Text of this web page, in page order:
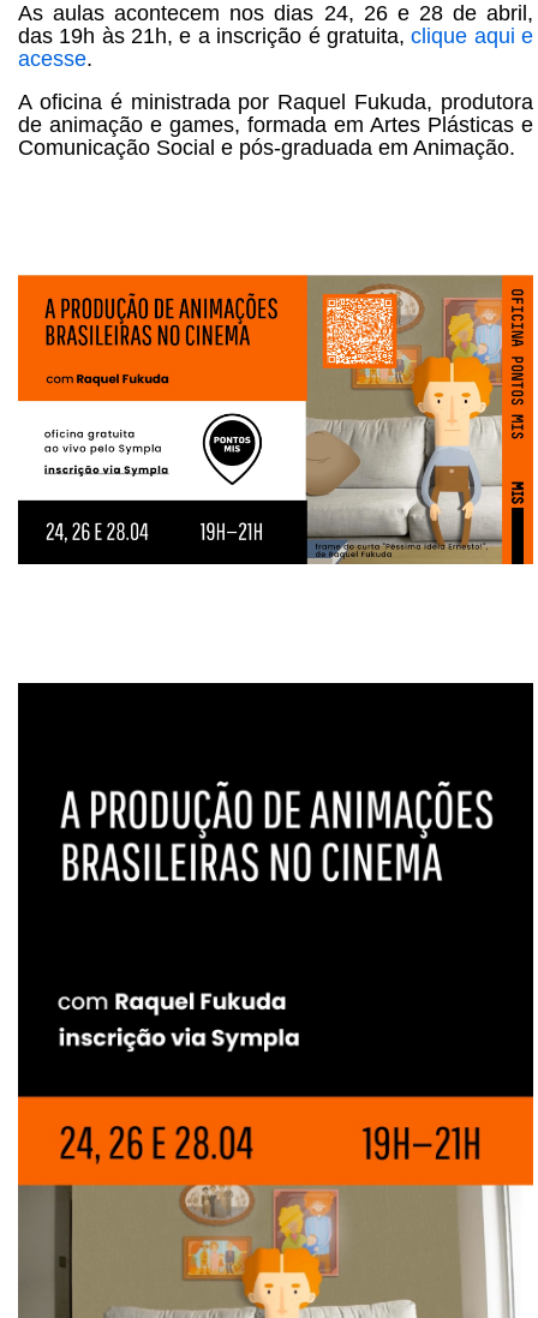
As aulas acontecem nos dias 24, 26 e 28 de abril,
das 19h às 21h, e a inscrição é gratuita,clique aqui e
acesse.
A oficina é ministrada por Raquel Fukuda, produtora
de animação e games, formada em Artes Plásticas e
Comunicação Social e pós-graduada em Animação.